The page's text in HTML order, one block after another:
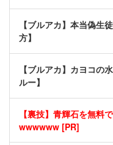
【ブルアカ】本当偽生
方】
【ブルアカ】カヨコの
ルー】
【裏技】青輝石を無料
wwwwww [PR]